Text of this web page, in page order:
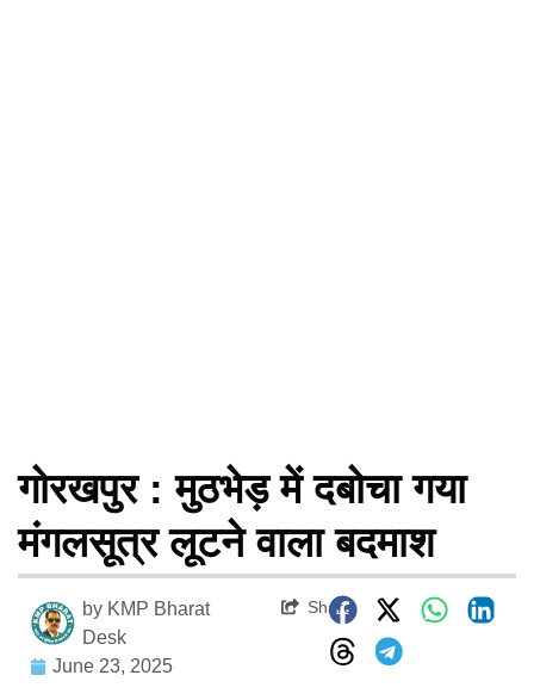
गोरखपुर : मुठभेड़ में दबोचा गया
मंगलसूत्र लूटने वाला बदमाश
by KMP Bharat
Desk
June 23, 2025
Share